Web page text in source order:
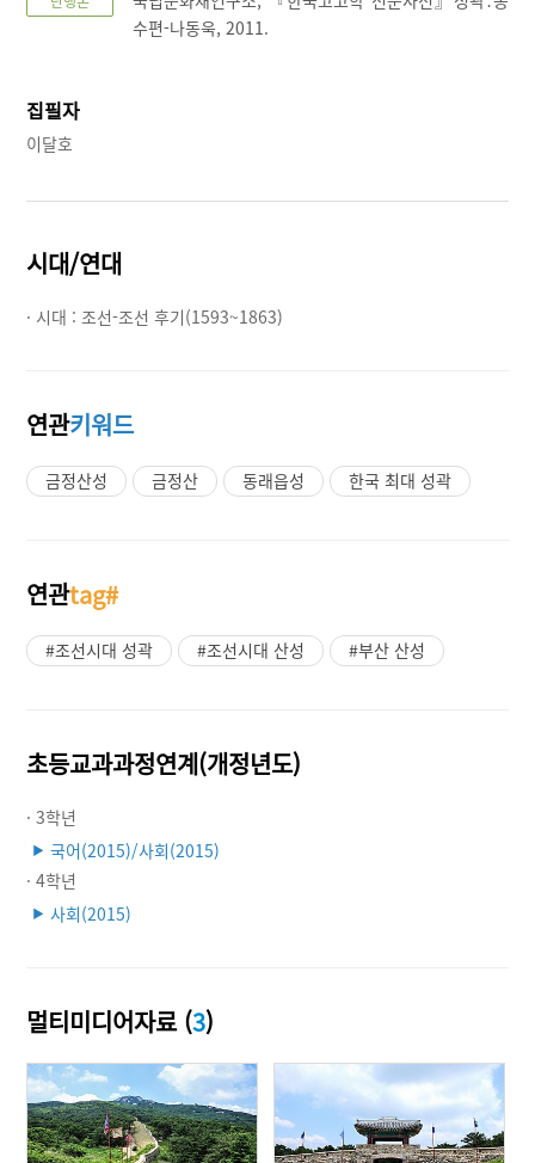
수편-나동욱, 2011.
집필자
이달호
시대/연대
· 시대 : 조선-조선 후기(1593~1863)
연관키워드
금정산성 금정산 동래읍성 한국 최대 성곽
연관tag#
#조선시대 성곽 #조선시대 산성 #부산 산성
초등교과과정연계(개정년도)
· 3학년
▶ 국어(2015)/사회(2015)
· 4학년
▶ 사회(2015)
멀티미디어자료 (3)